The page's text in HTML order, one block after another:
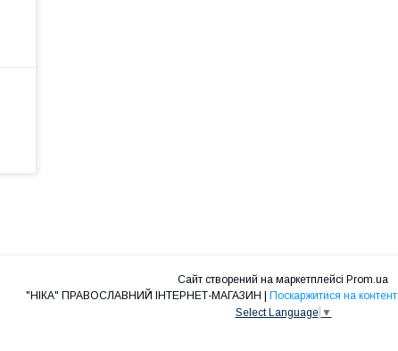
Сайт створений на маркетплейсі Prom.ua
Поскаржитися на контент
Select Language ▼